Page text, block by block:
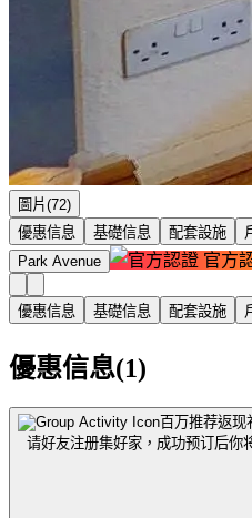
圖片(72)
優惠信息
基礎信息 配套設施
Park Avenue
官方
優惠信息 基礎信息 配套設施
優惠信息(1)
百万推荐返现
请好友注册集好家，成功预订后你